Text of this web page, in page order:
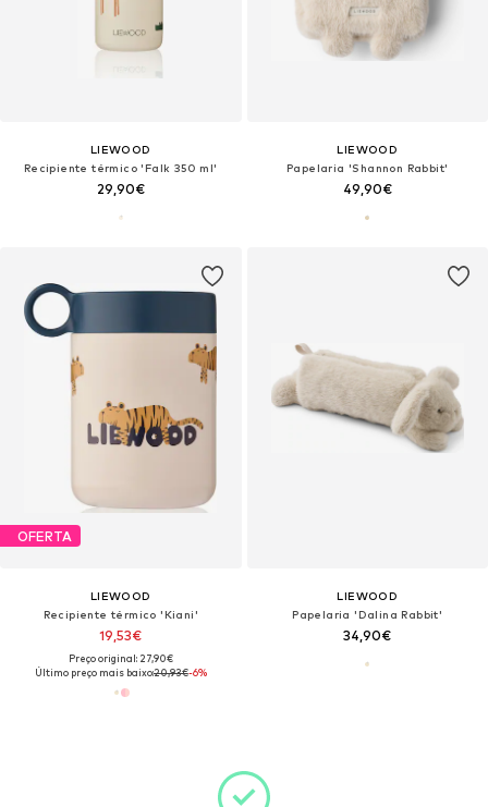
LIEWOOD
Recipiente térmico 'Falk 350 ml'
29,90€
LIEWOOD
Papelaria 'Shannon Rabbit'
49,90€
OFERTA
LIEWOOD
Recipiente térmico 'Kiani'
19,53€
Preço original: 27,90€
Último preço mais baixo:20,93€-6%
LIEWOOD
Papelaria 'Dalina Rabbit'
34,90€